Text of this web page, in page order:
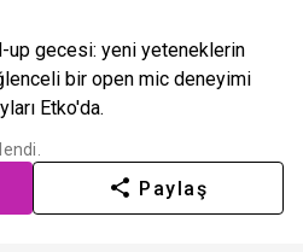
up gecesi: yeni yeteneklerin
bir open mic deneyimi
Etko'da.
Paylaş